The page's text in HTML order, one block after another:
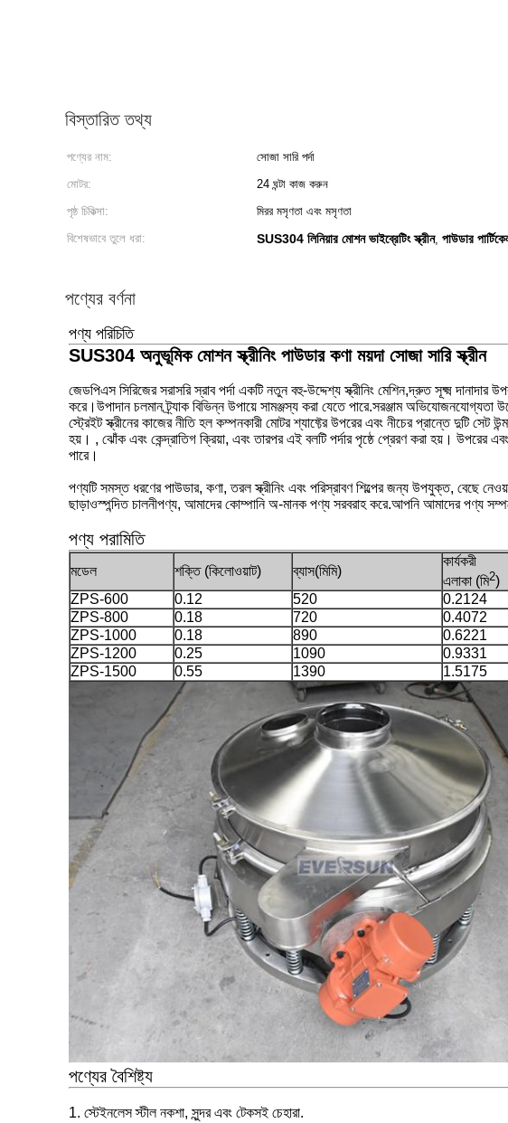
বিস্তারিত তথ্য
পণ্যের নাম: সোজা সারি পর্দা
মোটর:
24 ঘন্টা কাজ করুন
পৃষ্ঠ চিকিত্সা:
মিরর মসৃণতা এবং মসৃণতা
বিশেষভাবে তুলে ধরা:
SUS304 লিনিয়ার মোশন ভাইব্রেটিং স্ক্রীন, পাউডার
পণ্যের বর্ণনা
পণ্য পরিচিতি
SUS304 অনুভূমিক মোশন স্ক্রীনিং পাউডার কণা ময়দা সোজা সারি স্ক্রীন
জেডপিএস সিরিজের সরাসরি স্রাব পর্দা একটি নতুন বহু-উদ্দেশ্য স্ক্রীনিং মেশিন,দ্রুত সূক্ষ্ম দানাদার
করে।উপাদান চলমান ট্র্যাক বিভিন্ন উপায়ে সামঞ্জস্য করা যেতে পারে.সরঞ্জাম
স্ট্রেইট স্ক্রীনের কাজের নীতি হল কম্পনকারী মোটর শ্যাফ্টের উপরের এবং নীচের প্রান্তে দুটি
হয়। , ঝোঁক এবং কেন্দ্রাতিগ ক্রিয়া, এবং তারপর এই বলটি পর্দার পৃষ্ঠে প্রেরণ করা হয়। উপরের
পারে।
পণ্যটি সমস্ত ধরণের পাউডার, কণা, তরল স্ক্রীনিং এবং পরিস্রাবণ শিল্পের জন্য উপযুক্ত,
ছাড়াওস্পন্দিত চালনীপণ্য, আমাদের কোম্পানি অ-মানক পণ্য সরবরাহ করে.আপনি আমাদের পণ্য
পণ্য পরামিতি
মডেল শক্তি (কিলোওয়াট) ব্যাস(মিমি)
কার্যকরী
এলাকা (মি2)
ZPS-600
0.12 520 0.2124
ZPS-800
0.18 720 0.4072
ZPS-1000
0.18 890 0.6221
ZPS-1200
0.25 1090 0.9331
ZPS-1500
0.55 1390 1.5175
পণ্যের বৈশিষ্ট্য
1. স্টেইনলেস স্টীল নকশা, সুন্দর এবং টেকসই চেহারা.